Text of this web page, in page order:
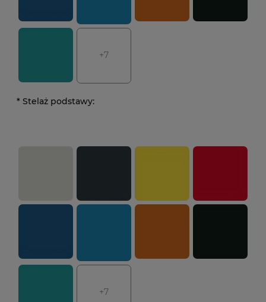
+7
* Stelaż podstawy:
+7